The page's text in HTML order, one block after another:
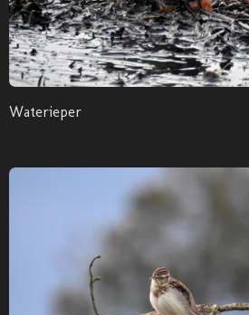
Waterieper